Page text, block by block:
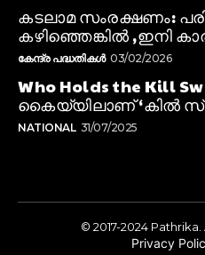
കടലാമ സംരക്ഷണം:
കഴിഞ്ഞെങ്കിൽ ,ഇനി
കേന്ദ്ര പദ്ധതികൾ 03/02/2026
Who Holds the Kill
കൈയ്യിലാണ് ‘കിൽ
NATIONAL 31/07/2025
© 2017-2024
Privacy